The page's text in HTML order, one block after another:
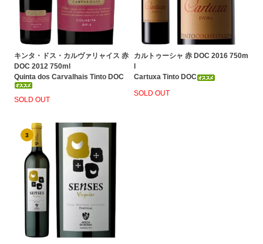
キンタ・ドス・カルヴァリャイス 赤
DOC 2012 750ml
Quinta dos Carvalhais Tinto DOC
SOLD OUT
カルトゥーシャ 赤 DOC 2016 750m
Cartuxa Tinto DOC
SOLD OUT
3